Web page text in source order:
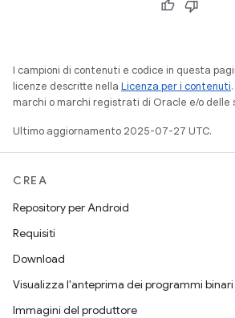
I campioni di contenuti e codice in questa
licenze descritte nella Licenza per i contenuti
marchi o marchi registrati di Oracle e/o delle
Ultimo aggiornamento 2025-07-27 UTC.
CREA
Repository per Android
Requisiti
Download
Visualizza l'anteprima dei programmi binari
Immagini del produttore